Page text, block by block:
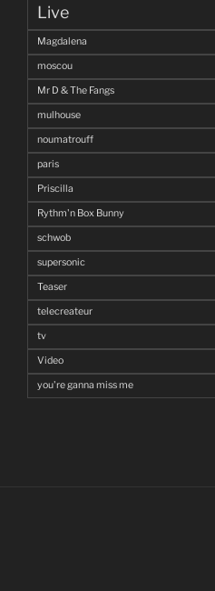
Live
Magdalena
moscou
Mr D & The Fangs
mulhouse
noumatrouff
paris
Priscilla
Rythm'n Box Bunny
schwob
supersonic
Teaser
telecreateur
tv
Video
you're ganna miss me